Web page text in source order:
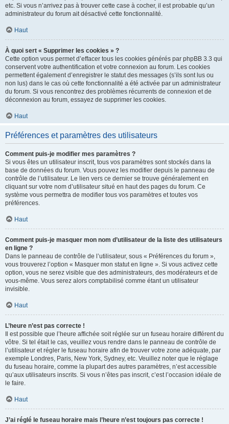
etc. Si vous n’arrivez pas à trouver cette case à cocher, il est probable qu’un
administrateur du forum ait désactivé cette fonctionnalité.
Haut
À quoi sert « Supprimer les cookies » ?
Cette option vous permet d’effacer tous les cookies générés par phpBB 3.3 qui
conservent votre authentification et votre connexion au forum. Les cookies
permettent également d’enregistrer le statut des messages (s’ils sont lus ou
non lus) dans le cas où cette fonctionnalité a été activée par un administrateur
du forum. Si vous rencontrez des problèmes récurrents de connexion et de
déconnexion au forum, essayez de supprimer les cookies.
Haut
Préférences et paramètres des utilisateurs
Comment puis-je modifier mes paramètres ?
Si vous êtes un utilisateur inscrit, tous vos paramètres sont stockés dans la
base de données du forum. Vous pouvez les modifier depuis le panneau de
contrôle de l’utilisateur. Le lien vers ce dernier se trouve généralement en
cliquant sur votre nom d’utilisateur situé en haut des pages du forum. Ce
système vous permettra de modifier tous vos paramètres et toutes vos
préférences.
Haut
Comment puis-je masquer mon nom d’utilisateur de la liste des utilisateurs
en ligne ?
Dans le panneau de contrôle de l’utilisateur, sous « Préférences du forum »,
vous trouverez l’option « Masquer mon statut en ligne ». Si vous activez cette
option, vous ne serez visible que des administrateurs, des modérateurs et de
vous-même. Vous serez alors comptabilisé comme étant un utilisateur
invisible.
Haut
L’heure n’est pas correcte !
Il est possible que l’heure affichée soit réglée sur un fuseau horaire différent du
vôtre. Si tel était le cas, veuillez vous rendre dans le panneau de contrôle de
l’utilisateur et régler le fuseau horaire afin de trouver votre zone adéquate, par
exemple Londres, Paris, New York, Sydney, etc. Veuillez noter que le réglage
du fuseau horaire, comme la plupart des autres paramètres, n’est accessible
qu’aux utilisateurs inscrits. Si vous n’êtes pas inscrit, c’est l’occasion idéale de
le faire.
Haut
J’ai réglé le fuseau horaire mais l’heure n’est toujours pas correcte !